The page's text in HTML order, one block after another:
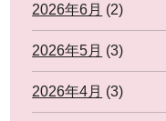
2026年6月 (2)
2026年5月 (3)
2026年4月 (3)